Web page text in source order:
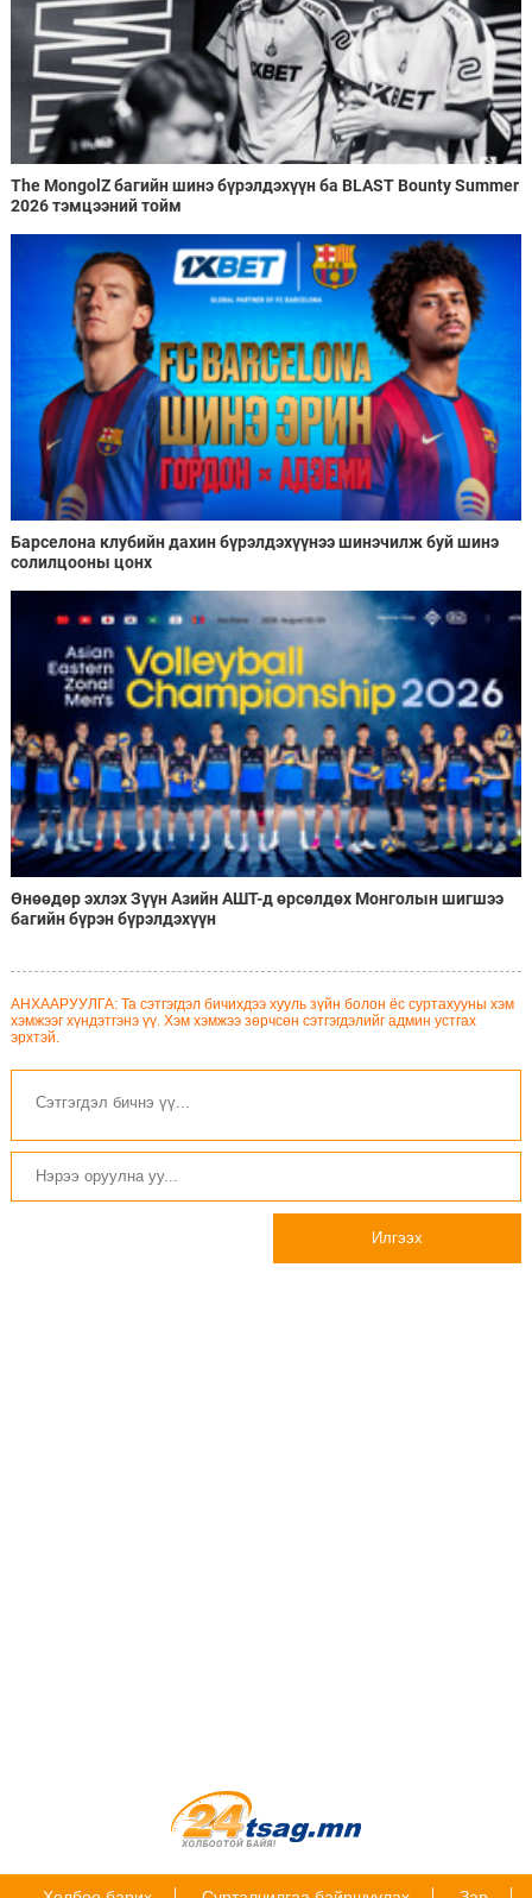
The MongolZ багийн шинэ бүрэлдэхүүн ба BLAST Bounty Summer
2026 тэмцээний тойм
Барселона клубийн дахин бүрэлдэхүүнээ шинэчилж буй шинэ
солилцооны цонх
Өнөөдөр эхлэх Зүүн Азийн АШТ-д өрсөлдөх Монголын шигшээ
багийн бүрэн бүрэлдэхүүн
АНХААРУУЛГА: Та сэтгэгдэл бичихдээ хууль зүйн болон ёс суртахууны хэм
хэмжээг хүндэтгэнэ үү. Хэм хэмжээ зөрчсөн сэтгэгдэлийг админ устгах
эрхтэй.
Илгээх